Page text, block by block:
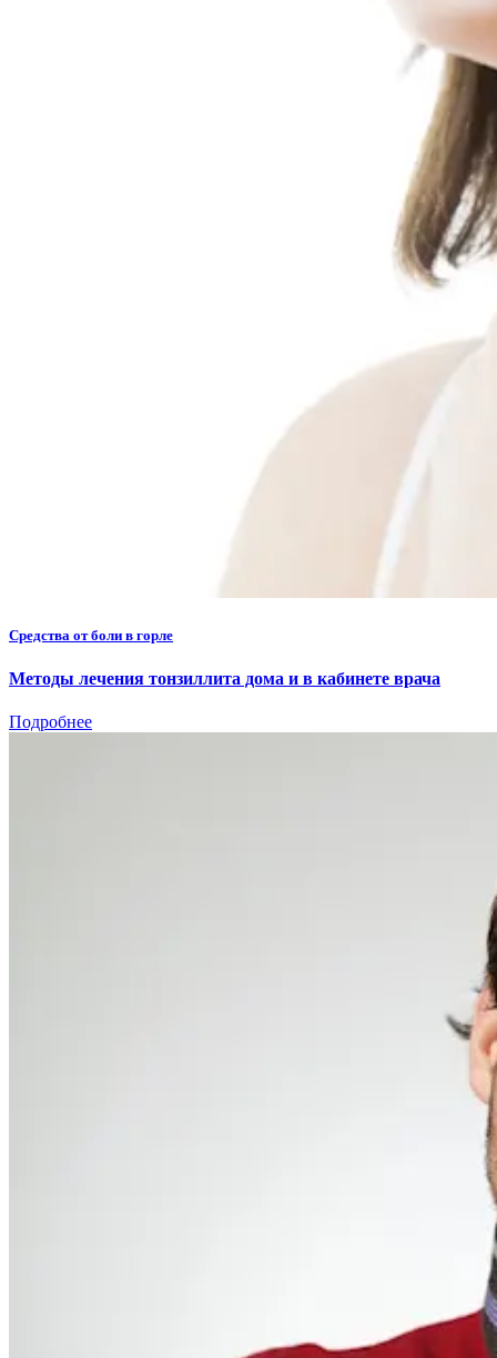
Средства от боли в горле
Методы лечения тонзиллита дома и в кабинете врача
Подробнее